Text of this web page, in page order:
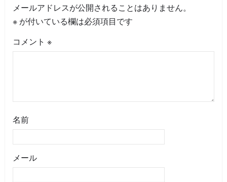
メールアドレスが公開されることはありません。
※が付いている欄は必須項目です
コメント ※
名前
メール